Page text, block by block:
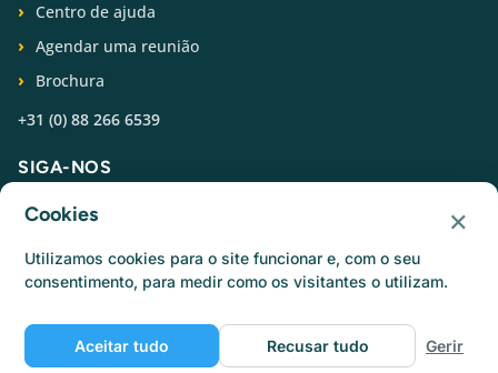
Centro de ajuda
Agendar uma reunião
Brochura
+31 (0) 88 266 6539
SIGA-NOS
© Catermonkey
Política de privacidade
Política de cookies Termos de utilização
Cookies ×
Utilizamos cookies para o site funcionar e, com o seu
consentimento, para medir como os visitantes o utilizam.
Aceitar tudo Recusar tudo Gerir